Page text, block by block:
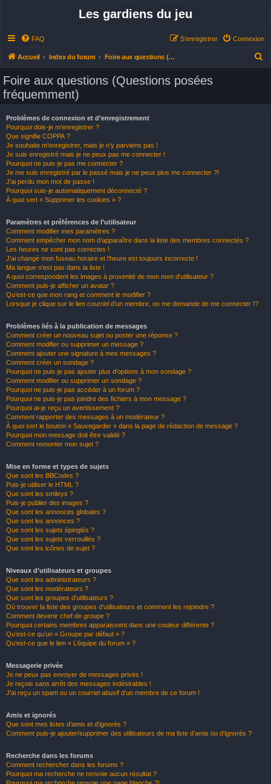
Les gardiens du jeu
FAQ Connexion
S’enregistrer
Accueil Index du forum Foire aux questions (Questions posées fréquemment)
Foire aux questions (Questions posées
fréquemment)
Problèmes de connexion et d’enregistrement
Pourquoi dois-je m’enregistrer ?
Que signifie COPPA ?
Je souhaite m’enregistrer, mais je n’y parviens pas !
Je suis enregistré mais je ne peux pas me connecter !
Pourquoi ne puis-je pas me connecter ?
Je me suis enregistré par le passé mais je ne peux plus me connecter ?!
J’ai perdu mon mot de passe !
Pourquoi suis-je automatiquement déconnecté ?
À quoi sert « Supprimer les cookies » ?
Paramètres et préférences de l’utilisateur
Comment modifier mes paramètres ?
Comment empêcher mon nom d’apparaître dans la liste des membres connectés ?
Les heures ne sont pas correctes !
J’ai changé mon fuseau horaire et l’heure est toujours incorrecte !
Ma langue n’est pas dans la liste !
A quoi correspondent les images à proximité de mon nom d’utilisateur ?
Comment puis-je afficher un avatar ?
Qu’est-ce que mon rang et comment le modifier ?
Lorsque je clique sur le lien courrield’un membre, on me demande de me connecter !?
Problèmes liés à la publication de messages
Comment créer un nouveau sujet ou poster une réponse ?
Comment modifier ou supprimer un message ?
Comment ajouter une signature à mes messages ?
Comment créer un sondage ?
Pourquoi ne puis-je pas ajouter plus d’options à mon sondage ?
Comment modifier ou supprimer un sondage ?
Pourquoi ne puis-je pas accéder à un forum ?
Pourquoi ne puis-je pas joindre des fichiers à mon message ?
Pourquoi ai-je reçu un avertissement ?
Comment rapporter des messages à un modérateur ?
À quoi sert le bouton « Sauvegarder » dans la page de rédaction de message ?
Pourquoi mon message doit être validé ?
Comment remonter mon sujet ?
Mise en forme et types de sujets
Que sont les BBCodes ?
Puis-je utiliser le HTML ?
Que sont les smileys ?
Puis-je publier des images ?
Que sont les annonces globales ?
Que sont les annonces ?
Que sont les sujets épinglés ?
Que sont les sujets verrouillés ?
Que sont les icônes de sujet ?
Niveaux d’utilisateurs et groupes
Que sont les administrateurs ?
Que sont les modérateurs ?
Que sont les groupes d’utilisateurs ?
Où trouver la liste des groupes d’utilisateurs et comment les rejoindre ?
Comment devenir chef de groupe ?
Pourquoi certains membres apparaissent dans une couleur différente ?
Qu’est-ce qu’un « Groupe par défaut » ?
Qu’est-ce que le lien « L’équipe du forum » ?
Messagerie privée
Je ne peux pas envoyer de messages privés !
Je reçois sans arrêt des messages indésirables !
J’ai reçu un spam ou un courriel abusif d’un membre de ce forum !
Amis et ignorés
Que sont mes listes d’amis et d’ignorés ?
Comment puis-je ajouter/supprimer des utilisateurs de ma liste d’amis ou d’ignorés ?
Recherche dans les forums
Comment rechercher dans les forums ?
Pourquoi ma recherche ne renvoie aucun résultat ?